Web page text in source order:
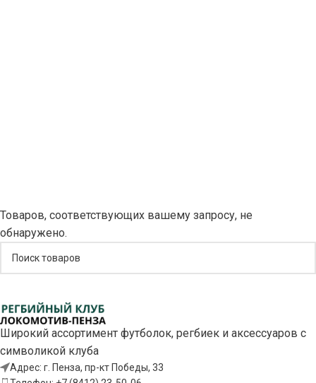
Товаров, соответствующих вашему запросу, не
обнаружено.
Широкий ассортимент футболок, регбиек и аксессуаров с
символикой клуба
Адрес: г. Пенза, пр-кт Победы, 33